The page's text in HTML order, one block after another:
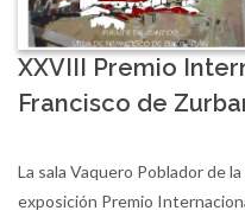
XXVIII Premio
Francisco de
La sala Vaquero Poblador de
exposición Premio